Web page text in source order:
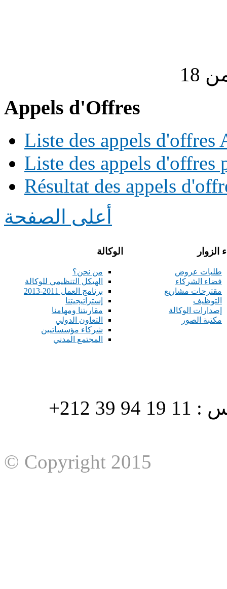
Appels d'Offres
Liste des appels d'offres
Liste des appels d'offres
Résultat des appels
أعلى الصفحة
الوكالة
من نحن؟
الهيكل التنظيمي للوكالة
برنامج العمل 2011-2013
إستراتيجيتنا
مقاربتنا ومهامنا
التعاون الدولي
شركاء مؤسساتيين
المجتمع المدني
الزوار
طلبات عروض
فضاء الشركاء
مقترحات مشاريع
التوظيف
إصدارات الوكالة
مكتبة الصور
هاتف : 90/88 32 94 39 212+ فاكس : 11 19 94 39 212+
© Copyright 2015